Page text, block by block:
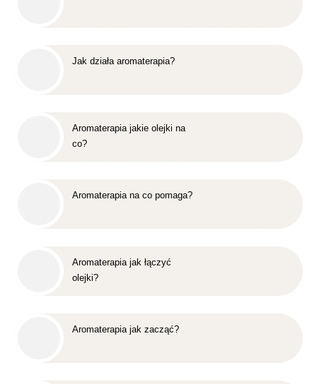
Jak działa aromaterapia?
Aromaterapia jakie olejki na
co?
Aromaterapia na co pomaga?
Aromaterapia jak łączyć
olejki?
Aromaterapia jak zacząć?